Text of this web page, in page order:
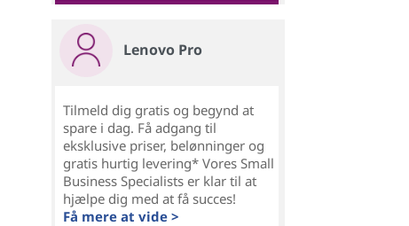
Lenovo Pro
Tilmeld dig gratis og begynd at
spare i dag. Få adgang til
eksklusive priser, belønninger og
gratis hurtig levering* Vores Small
Business Specialists er klar til at
hjælpe dig med at få succes!
Få mere at vide >